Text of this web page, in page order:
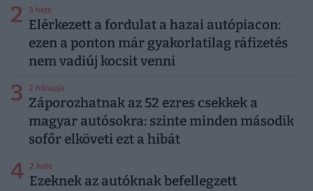
2 3 hete
Elérkezett a fordulat a hazai autópiacon:
ezen a ponton már gyakorlatilag ráfizetés
nem vadiúj kocsit venni
3 2 hónapja
Záporozhatnak az 52 ezres csekkek a
magyar autósokra: szinte minden második
sofőr elköveti ezt a hibát
4 2 hete
Ezeknek az autóknak befellegzett